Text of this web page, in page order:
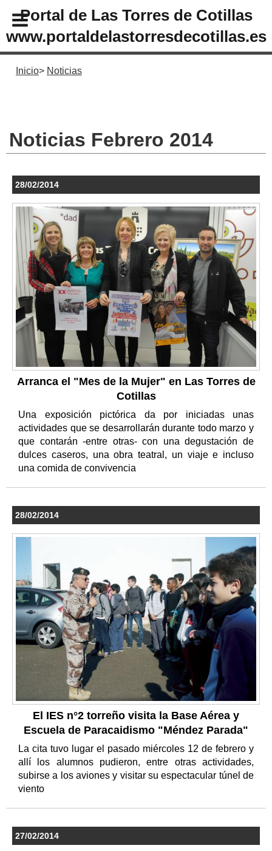
Portal de Las Torres de Cotillas
www.portaldelastorresdecotillas.es
Inicio Noticias
Noticias Febrero 2014
28/02/2014
Arranca el "Mes de la Mujer" en Las Torres de
Cotillas
Una exposición pictórica da por iniciadas unas
actividades que se desarrollarán durante todo marzo y
que contarán -entre otras- con una degustación de
dulces caseros, una obra teatral, un viaje e incluso
una comida de convivencia
28/02/2014
El IES n°2 torreño visita la Base Aérea y
Escuela de Paracaidismo "Méndez Parada"
La cita tuvo lugar el pasado miércoles 12 de febrero y
allí los alumnos pudieron, entre otras actividades,
subirse a los aviones y visitar su espectacular túnel de
viento
27/02/2014